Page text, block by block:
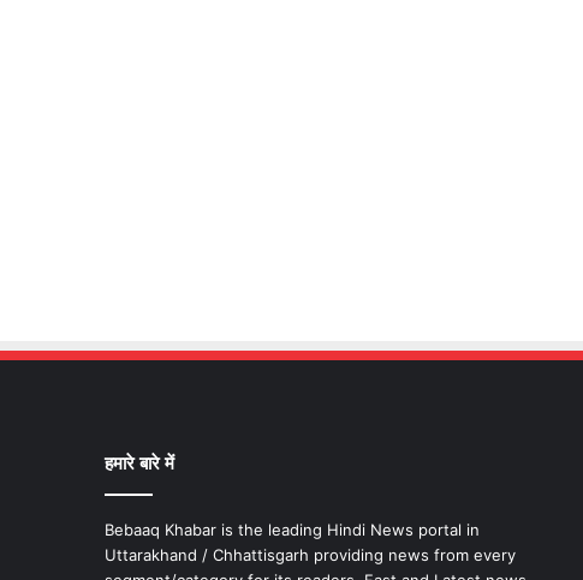
हमारे बारे में
Bebaaq Khabar is the leading Hindi News portal in
Uttarakhand / Chhattisgarh providing news from every